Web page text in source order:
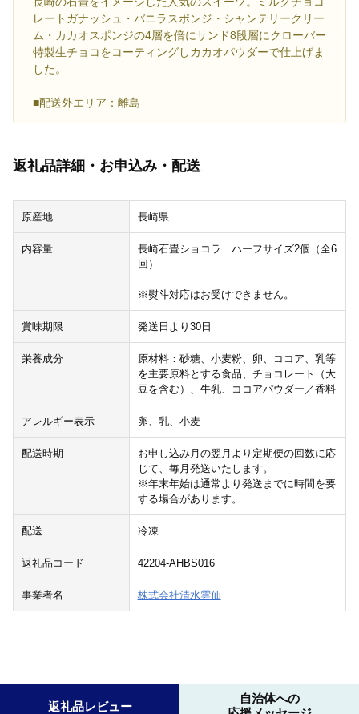
レートガナッシュ・バニラスポンジ・シャンテリークリー
ム・カカオスポンジの4層を倍にサンド8段層にクローバー
特製生チョコをコーティングしカカオパウダーで仕上げま
した。
■配送外エリア：離島
返礼品詳細・お申込み・配送
原産地 長崎県
内容量
長崎石畳ショコラ ハーフサイズ2個（全6
回）
※熨斗対応はお受けできません。
賞味期限 発送日より30日
栄養成分
原材料：砂糖、小麦粉、卵、ココア、乳等
を主要原料とする食品、チョコレート（大
豆を含む）、牛乳、ココアパウダー／香料
アレルギー表示 卵、乳、小麦
配送時期
お申し込み月の翌月より定期便の回数に応
じて、毎月発送いたします。
※年末年始は通常より発送までに時間を要
する場合があります。
配送 冷凍
返礼品コード 42204-AHBS016
事業者名 株式会社清水雲仙
返礼品レビュー
自治体への